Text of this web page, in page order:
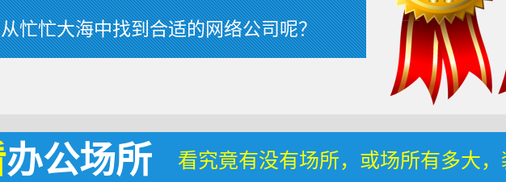
忙忙大海中找到合适的网络公司呢？
办公场所 看究竟有没有场所，或场所有多大，